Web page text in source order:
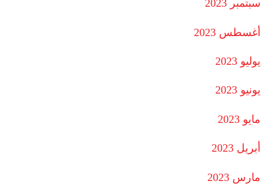
سبتمبر 2023
أغسطس 2023
يوليو 2023
يونيو 2023
مايو 2023
أبريل 2023
مارس 2023